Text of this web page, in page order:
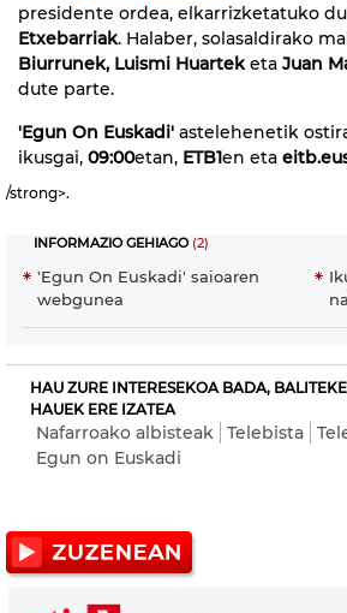
presidente ordea, elkarrizketatuko du
Etxebarriak. Halaber, solasaldirako
Biurrunek, Luismi Huarteketa Juan
dute parte.
'Egun On Euskadi' astelehenetik
ikusgai, 09:00etan, ETB1en eta
/strong>.
INFORMAZIO GEHIAGO(2)
'Egun On Euskadi' saioaren
webgunea
HAU ZURE INTERESEKOA BADA,
HAUEK ERE IZATEA
Nafarroako albisteak Telebista
Egun on Euskadi